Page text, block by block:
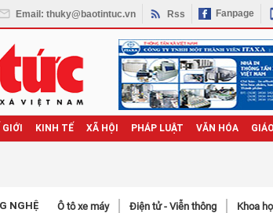
Email: thuky@baotintuc.vn Rss Fanpage
KINH TẾ XÃ HỘI PHÁP LUẬT VĂN HÓA
NGHỆ Ô tô xe máy Điện tử - Viễn thông Khoa